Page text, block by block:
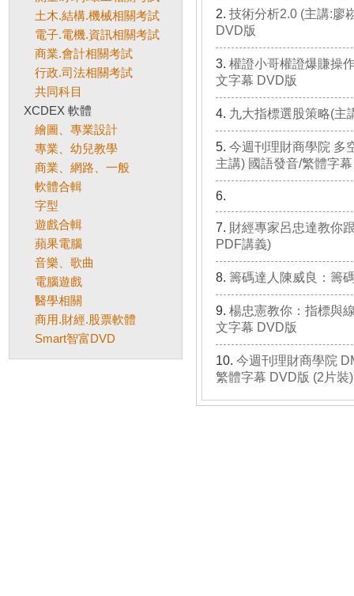
土木.結構.機械相關考試
電子.電機.資訊相關考試
商業.會計相關考試
行政.司法相關考試
共同科目
XCDEX 軟體
繪圖、專業設計
專業、幼兒教學
商業、網路、一般
軟體合輯
字型
遊戲合輯
蘋果電腦
音樂、歌曲
電腦遊戲
醫學相關
商用.財經.股票軟體
Smart智富DVD
技術分析2.0 (主講:廖
DVD版
權證小哥權證爆賺操
文字幕 DVD版
九大指標選股策略(主
今週刊理財商學院 多
主講) 國語發音/繁體字
財經專家呂忠達教你
PDF講義)
籌碼達人陳威良：籌
楊忠憲教你：指標與
文字幕 DVD版
今週刊理財商學院
繁體字幕 DVD版 (2片裝)